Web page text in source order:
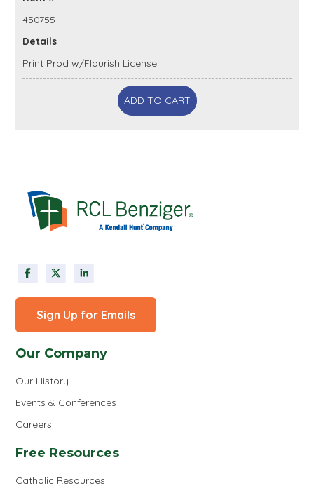
450755
Details
Print Prod w/Flourish License
ADD TO CART
Sign Up for Emails
Our Company
Our History
Events & Conferences
Careers
Free Resources
Catholic Resources